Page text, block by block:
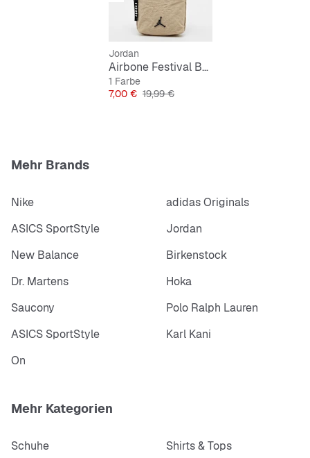
Jordan
Airbone Festival Bag
1 Farbe
Preis
7,00 € Originalpreis
19,99 €
Mehr Brands
Nike
adidas Originals
ASICS SportStyle
Jordan
New Balance
Birkenstock
Dr. Martens
Hoka
Saucony
Polo Ralph Lauren
ASICS SportStyle
Karl Kani
On
Mehr Kategorien
Schuhe
Shirts & Tops